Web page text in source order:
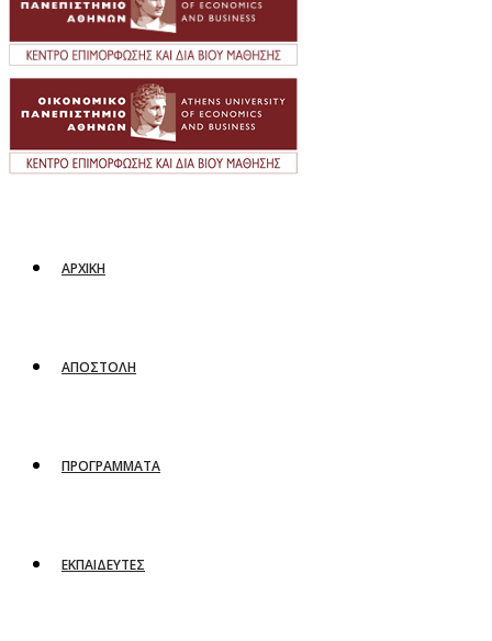
ΑΡΧΙΚΗ
ΑΠΟΣΤΟΛΗ
ΠΡΟΓΡΑΜΜΑΤΑ
ΕΚΠΑΙΔΕΥΤΕΣ